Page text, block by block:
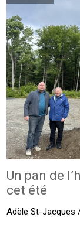
Un pan de
cet été
Adèle St-Jacques